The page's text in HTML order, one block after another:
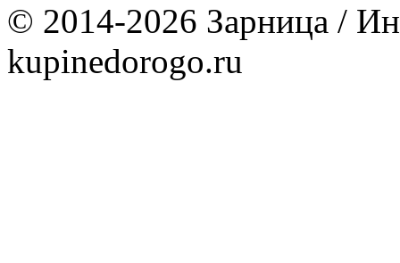
© 2014-2026 Зарница /
kupinedorogo.ru